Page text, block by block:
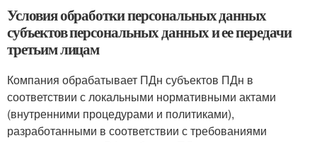
Условия обработки персональных данных
субъектов персональных данных и ее передачи
третьим лицам
Компания обрабатывает ПДн субъектов ПДн в
соответствии с локальными нормативными актами
(внутренними процедурами и политиками),
разработанными в соответствии с требованиями